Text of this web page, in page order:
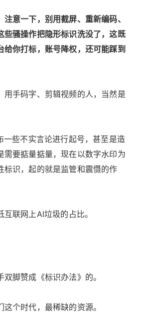
意一下，别用截屏、重新编码、
些骚操作把隐形标识洗没了，这既
给你打标，账号降权，还可能踩到
用手码字、剪辑视频的人，当然是
一些不实言论进行起号，甚至是造
需要掂量掂量，现在以数字水印为
标识，起的就是监管和震慑的作
联网上AI垃圾的占比。
脚赞成《标识办法》的。
个时代，最稀缺的资源。